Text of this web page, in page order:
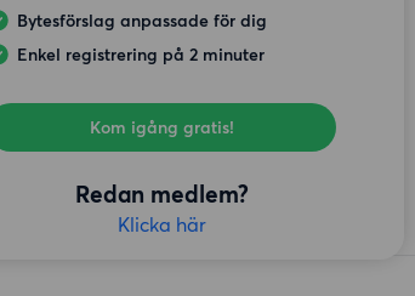
Bytesförslag anpassade för dig
Enkel registrering på 2 minuter
Kom igång gratis!
Redan medlem?
Klicka här